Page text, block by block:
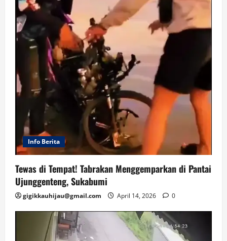
Info Berita
Tewas di Tempat! Tabrakan Menggemparkan di Pantai
Ujunggenteng, Sukabumi
gigikkauhijau@gmail.com April 14, 2026 0